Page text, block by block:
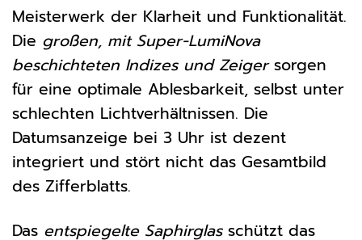
Meisterwerk der Klarheit und Funktionalität.
Die großen, mit Super-LumiNova
beschichteten Indizes und Zeigersorgen
für eine optimale Ablesbarkeit, selbst unter
schlechten Lichtverhältnissen. Die
Datumsanzeige bei 3 Uhr ist dezent
integriert und stört nicht das Gesamtbild
des Zifferblatts.
Das entspiegelte Saphirglasschützt das